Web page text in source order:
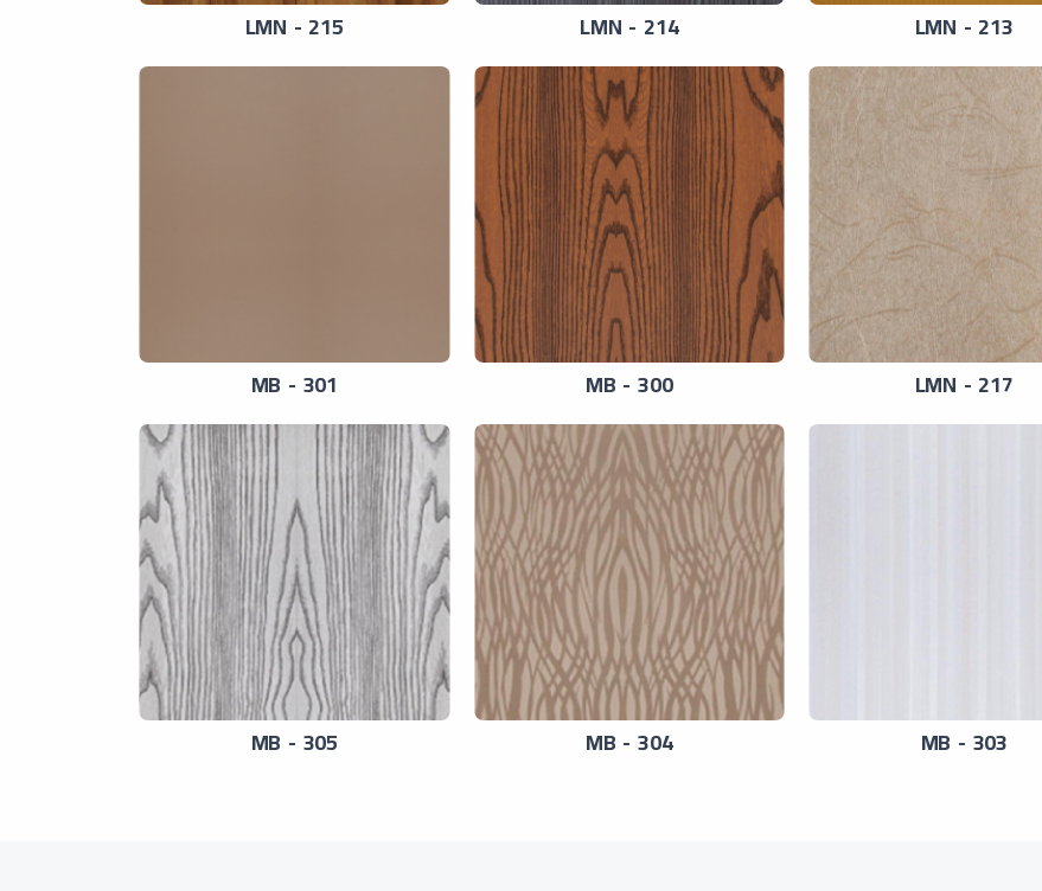
LMN - 213
LMN - 214
LMN - 215
LMN - 217
MB - 300
MB - 301
MB - 303
MB - 304
MB - 305